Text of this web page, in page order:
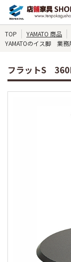
TOP
YAMATO 商品
YAMATOのイス脚 業
フラットS